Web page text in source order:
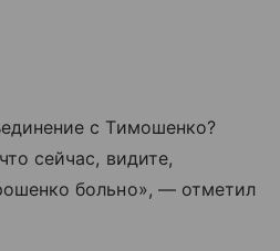
с Тимошенко?
сейчас, видите,
больно», — отметил